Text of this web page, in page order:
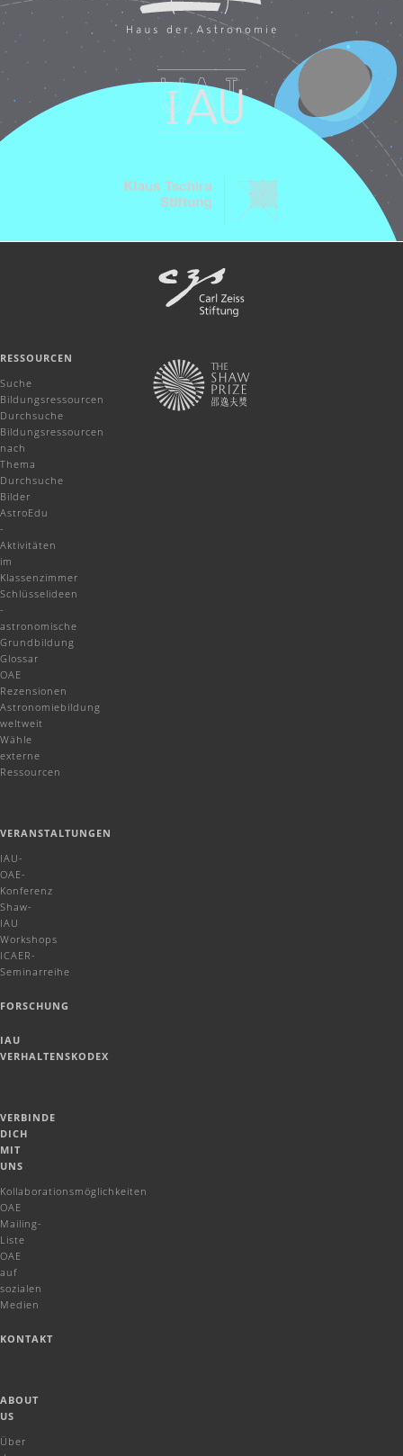
RESSOURCEN
Suche
Bildungsressourcen
Durchsuche
Bildungsressourcen
nach
Thema
Durchsuche
Bilder
AstroEdu
-
Aktivitäten
im
Klassenzimmer
Schlüsselideen
-
astronomische
Grundbildung
Glossar
OAE
Rezensionen
Astronomiebildung
weltweit
Wähle
externe
Ressourcen
VERANSTALTUNGEN
IAU-
OAE-
Konferenz
Shaw-
IAU
Workshops
ICAER-
Seminarreihe
FORSCHUNG
IAU
VERHALTENSKODEX
VERBINDE
DICH
MIT
UNS
Kollaborationsmöglichkeiten
OAE
Mailing-
Liste
OAE
auf
sozialen
Medien
KONTAKT
ABOUT
US
Über